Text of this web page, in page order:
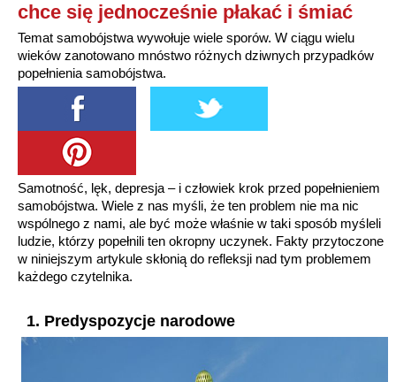
chce się jednocześnie płakać i śmiać
Temat samobójstwa wywołuje wiele sporów. W ciągu wielu
wieków zanotowano mnóstwo różnych dziwnych przypadków
popełnienia samobójstwa.
Samotność, lęk, depresja – i człowiek krok przed popełnieniem
samobójstwa. Wiele z nas myśli, że ten problem nie ma nic
wspólnego z nami, ale być może właśnie w taki sposób myśleli
ludzie, którzy popełnili ten okropny uczynek. Fakty przytoczone
w niniejszym artykule skłonią do refleksji nad tym problemem
każdego czytelnika.
1. Predyspozycje narodowe